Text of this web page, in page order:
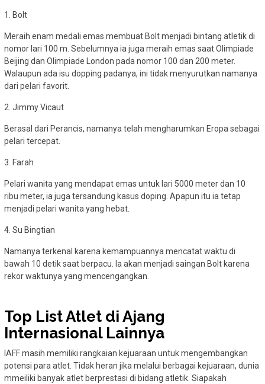
1. Bolt
Meraih enam medali emas membuat Bolt menjadi bintang atletik di
nomor lari 100 m. Sebelumnya ia juga meraih emas saat Olimpiade
Beijing dan Olimpiade London pada nomor 100 dan 200 meter.
Walaupun ada isu dopping padanya, ini tidak menyurutkan namanya
dari pelari favorit.
2. Jimmy Vicaut
Berasal dari Perancis, namanya telah mengharumkan Eropa sebagai
pelari tercepat.
3. Farah
Pelari wanita yang mendapat emas untuk lari 5000 meter dan 10
ribu meter, ia juga tersandung kasus doping. Apapun itu ia tetap
menjadi pelari wanita yang hebat.
4. Su Bingtian
Namanya terkenal karena kemampuannya mencatat waktu di
bawah 10 detik saat berpacu. Ia akan menjadi saingan Bolt karena
rekor waktunya yang mencengangkan.
Top List Atlet di Ajang
Internasional Lainnya
IAFF masih memiliki rangkaian kejuaraan untuk mengembangkan
potensi para atlet. Tidak heran jika melalui berbagai kejuaraan, dunia
mmeiliki banyak atlet berprestasi di bidang atletik. Siapakah